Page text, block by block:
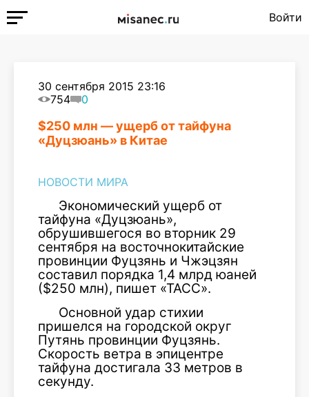
Войти
30 сентября 2015 23:16
754
0
$250 млн — ущерб от тайфуна
«Дуцзюань» в Китае
НОВОСТИ МИРА
Экономический ущерб от
тайфуна «Дуцзюань»,
обрушившегося во вторник 29
сентября на восточнокитайские
провинции Фуцзянь и Чжэцзян
составил порядка 1,4 млрд юаней
($250 млн), пишет «ТАСС».
Основной удар стихии
пришелся на городской округ
Путянь провинции Фуцзянь.
Скорость ветра в эпицентре
тайфуна достигала 33 метров в
секунду.